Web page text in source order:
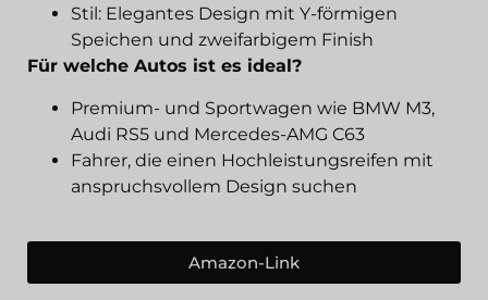
Stil: Elegantes Design mit Y-förmigen
Speichen und zweifarbigem Finish
Für welche Autos ist es ideal?
Premium- und Sportwagen wie BMW M3,
Audi RS5 und Mercedes-AMG C63
Fahrer, die einen Hochleistungsreifen mit
anspruchsvollem Design suchen
Amazon-Link